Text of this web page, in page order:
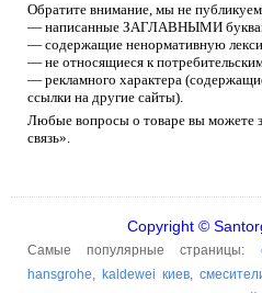
Обратите внимание, мы не
— написанные ЗАГЛАВНЫМИ
— содержащие ненормативную
— не относящиеся к
— рекламного характера
ссылки на другие сайты).
Любые вопросы о товаре вы можете
связь».
Copyright ©
Самые популярные страницы:
hansgrohe, kaldewei киев,